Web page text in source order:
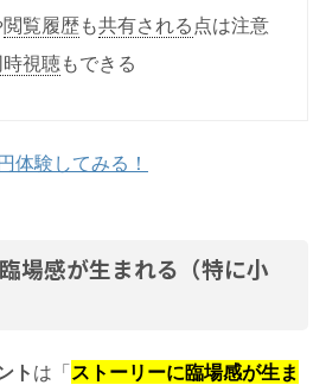
閲覧履歴も共有される 点は注意
時視聴もできる
体験してみる！
場感が生まれる（特に小
トは「ストーリーに臨場感が生ま